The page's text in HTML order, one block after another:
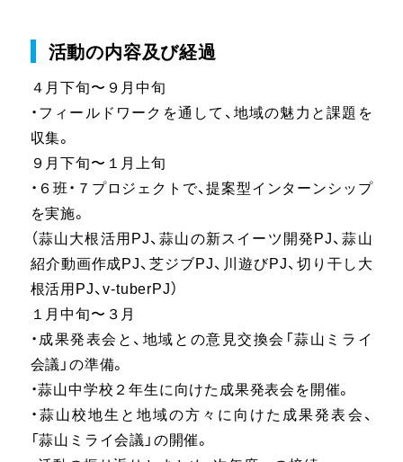
活動の内容及び経過
４月下旬〜９月中旬
・フィールドワークを通して、地域の魅力と課題を
収集。
９月下旬〜１月上旬
・６班・７プロジェクトで、提案型インターンシップ
を実施。
（蒜山大根活用PJ、蒜山の新スイーツ開発PJ、蒜山
紹介動画作成PJ、芝ジブPJ、川遊びPJ、切り干し大
根活用PJ、v-tuberPJ）
１月中旬〜３月
・成果発表会と、地域との意見交換会「蒜山ミライ
会議」の準備。
・蒜山中学校２年生に向けた成果発表会を開催。
・蒜山校地生と地域の方々に向けた成果発表会、
「蒜山ミライ会議」の開催。